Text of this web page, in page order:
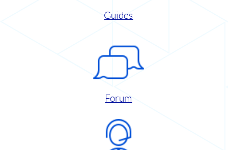
Guides
Forum